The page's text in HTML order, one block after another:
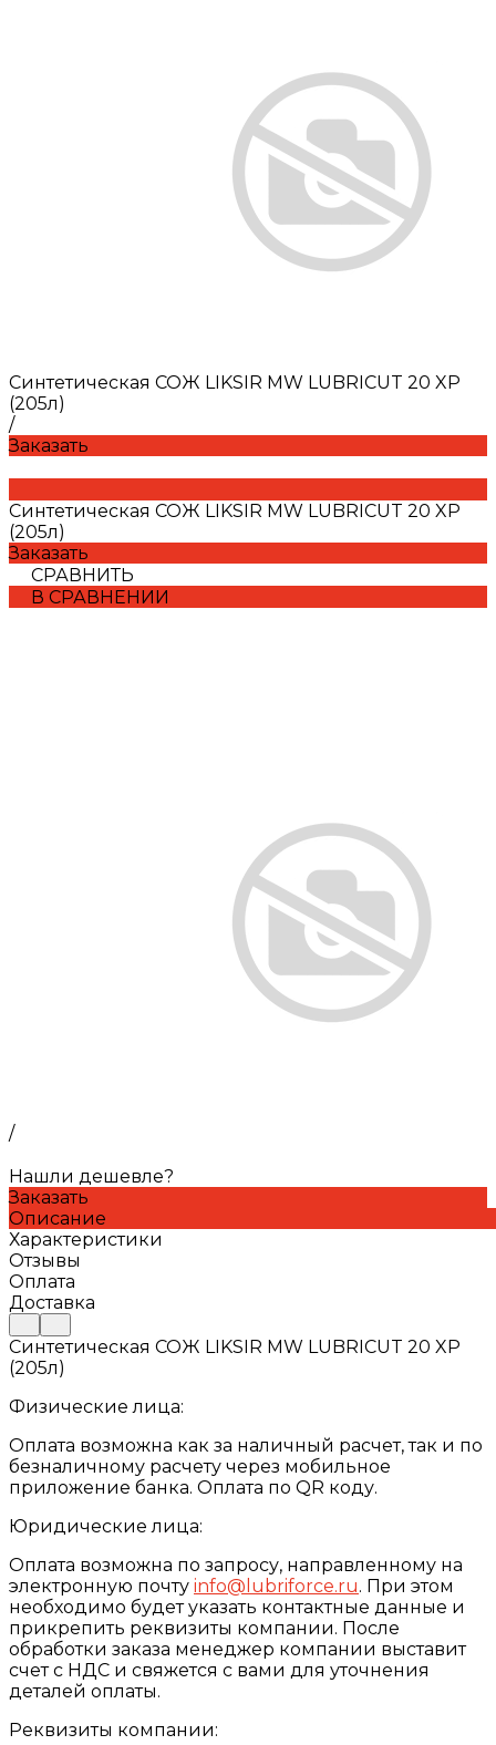
Синтетическая СОЖ LIKSIR MW LUBRICUT 20 XP
(205л)
/
Заказать
Синтетическая СОЖ LIKSIR MW LUBRICUT 20 XP
(205л)
Заказать
СРАВНИТЬ
В СРАВНЕНИИ
/
Нашли дешевле?
Заказать
Описание
Характеристики
Отзывы
Оплата
Доставка
Синтетическая СОЖ LIKSIR MW LUBRICUT 20 XP
(205л)
Физические лица:
Оплата возможна как за наличный расчет, так и по
безналичному расчету через мобильное
приложение банка. Оплата по QR коду.
Юридические лица:
Оплата возможна по запросу, направленному на
электронную почту info@lubriforce.ru. При этом
необходимо будет указать контактные данные и
прикрепить реквизиты компании. После
обработки заказа менеджер компании выставит
счет с НДС и свяжется с вами для уточнения
деталей оплаты.
Реквизиты компании: